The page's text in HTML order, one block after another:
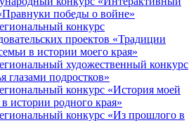
победы о войне»
конкурс
проектов «Традиции
в истории моего края»
художественный конкурс
глазами подростков»
конкурс «История моей
истории родного края»
конкурс «Из прошлого в